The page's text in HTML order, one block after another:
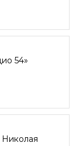
54»